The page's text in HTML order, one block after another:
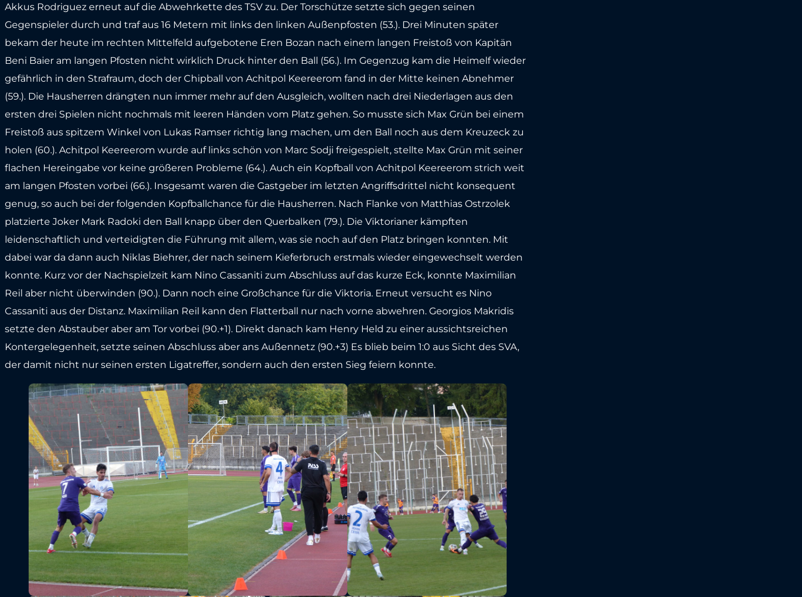
Akkus Rodriguez erneut auf die Abwehrkette des TSV zu. Der Torschütze setzte sich gegen seinen
Gegenspieler durch und traf aus 16 Metern mit links den linken Außenpfosten (53.). Drei Minuten später
bekam der heute im rechten Mittelfeld aufgebotene Eren Bozan nach einem langen Freistoß von Kapitän
Beni Baier am langen Pfosten nicht wirklich Druck hinter den Ball (56.). Im Gegenzug kam die Heimelf wieder
gefährlich in den Strafraum, doch der Chipball von Achitpol Keereerom fand in der Mitte keinen Abnehmer
(59.). Die Hausherren drängten nun immer mehr auf den Ausgleich, wollten nach drei Niederlagen aus den
ersten drei Spielen nicht nochmals mit leeren Händen vom Platz gehen. So musste sich Max Grün bei einem
Freistoß aus spitzem Winkel von Lukas Ramser richtig lang machen, um den Ball noch aus dem Kreuzeck zu
holen (60.). Achitpol Keereerom wurde auf links schön von Marc Sodji freigespielt, stellte Max Grün mit seiner
flachen Hereingabe vor keine größeren Probleme (64.). Auch ein Kopfball von Achitpol Keereerom strich weit
am langen Pfosten vorbei (66.). Insgesamt waren die Gastgeber im letzten Angriffsdrittel nicht konsequent
genug, so auch bei der folgenden Kopfballchance für die Hausherren. Nach Flanke von Matthias Ostrzolek
platzierte Joker Mark Radoki den Ball knapp über den Querbalken (79.). Die Viktorianer kämpften
leidenschaftlich und verteidigten die Führung mit allem, was sie noch auf den Platz bringen konnten. Mit
dabei war da dann auch Niklas Biehrer, der nach seinem Kieferbruch erstmals wieder eingewechselt werden
konnte. Kurz vor der Nachspielzeit kam Nino Cassaniti zum Abschluss auf das kurze Eck, konnte Maximilian
Reil aber nicht überwinden (90.). Dann noch eine Großchance für die Viktoria. Erneut versucht es Nino
Cassaniti aus der Distanz. Maximilian Reil kann den Flatterball nur nach vorne abwehren. Georgios Makridis
setzte den Abstauber aber am Tor vorbei (90.+1). Direkt danach kam Henry Held zu einer aussichtsreichen
Kontergelegenheit, setzte seinen Abschluss aber ans Außennetz (90.+3) Es blieb beim 1:0 aus Sicht des SVA,
der damit nicht nur seinen ersten Ligatreffer, sondern auch den ersten Sieg feiern konnte.